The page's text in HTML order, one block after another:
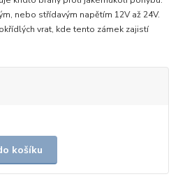
nebo střídavým napětím 12V až 24V.
vrat, kde tento zámek zajistí
košíku